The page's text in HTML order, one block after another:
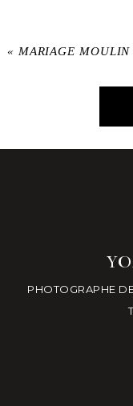
« MARIAGE MOULIN
PHOTOGRAPHE